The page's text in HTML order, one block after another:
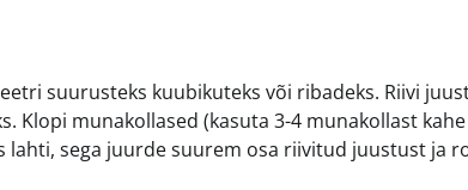
suurusteks kuubikuteks või ribadeks. Riivi
Klopi munakollased (kasuta 3-4 munakollast
lahti, sega juurde suurem osa riivitud juustust ja